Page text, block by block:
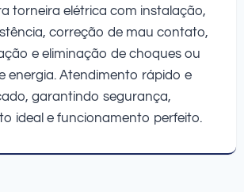
torneira elétrica com instalação,
correção de mau contato,
e eliminação de choques ou
energia. Atendimento rápido e
garantindo segurança,
ideal e funcionamento perfeito.